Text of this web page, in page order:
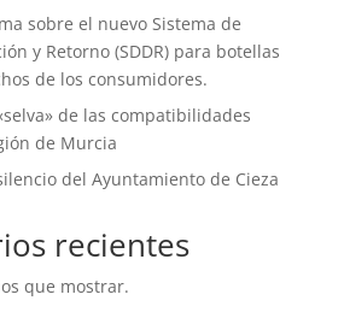
sobre el nuevo Sistema de
y Retorno (SDDR) para botellas
de los consumidores.
de las compatibilidades
de Murcia
del Ayuntamiento de Cieza
recientes
que mostrar.